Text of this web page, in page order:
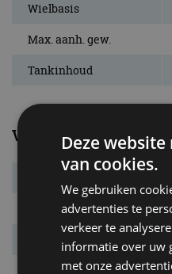
Wielbasis
Max. aanh. gew.
Tankinhoud
Verbruik
CO₂-emissie
Energielabel
Deze
van cookies.
We gebruiken
advertenties te
verkeer te
informatie over uw
met onze